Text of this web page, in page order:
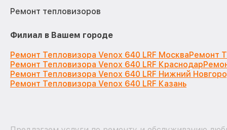
Ремонт тепловизоров
Филиал в Вашем городе
Ремонт Тепловизора Venox 640 LRF МоскваРемонт
Ремонт Тепловизора Venox 640 LRF Краснодар
Ремонт Тепловизора Venox 640 LRF Нижний
Ремонт Тепловизора Venox 640 LRF Казань